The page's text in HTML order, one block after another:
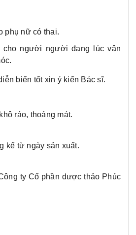
nữ có thai.
cho người người đang lúc vận
biến tốt xin ý kiến Bác sĩ.
ráo, thoáng mát.
kể từ ngày sản xuất.
ty Cổ phần dược thảo Phúc